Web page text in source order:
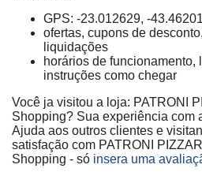
GPS: -23.012629, -
ofertas, cupons de
liquidações
horários de funcionamento,
instruções como chegar
Você ja visitou a loja: PATRONI
Shopping? Sua experiência com
Ajuda aos outros clientes e
satisfação com PATRONI
Shopping - só insera uma